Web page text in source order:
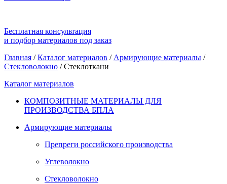
Бесплатная консультация
и подбор материалов под заказ
Главная / Каталог материалов / Армирующие материалы /
Стекловолокно /Стеклоткани
Каталог материалов
КОМПОЗИТНЫЕ МАТЕРИАЛЫ ДЛЯ
ПРОИЗВОДСТВА БПЛА
Армирующие материалы
Препреги российского производства
Углеволокно
Стекловолокно